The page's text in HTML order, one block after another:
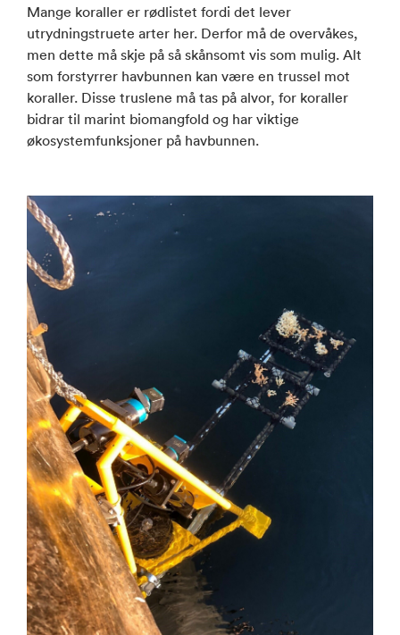
Mange koraller er rødlistet fordi det lever
utrydningstruete arter her. Derfor må de overvåkes,
men dette må skje på så skånsomt vis som mulig. Alt
som forstyrrer havbunnen kan være en trussel mot
koraller. Disse truslene må tas på alvor, for koraller
bidrar til marint biomangfold og har viktige
økosystemfunksjoner på havbunnen.